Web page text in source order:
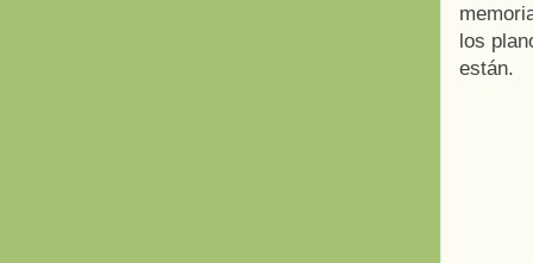
los
están.